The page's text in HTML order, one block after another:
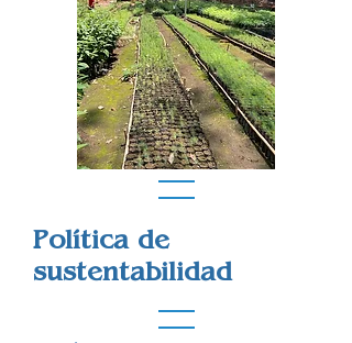
Política de
sustentabilidad